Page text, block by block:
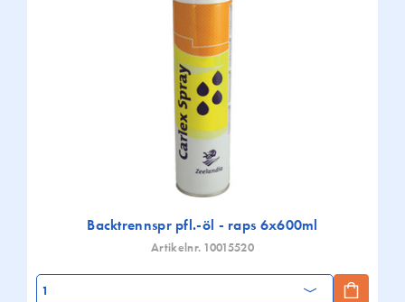
Backtrennspr pfl.-öl - raps 6x600ml
Artikelnr. 10015520